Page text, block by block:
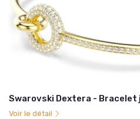
Swarovski Dextera - Bracelet
Voir le détail